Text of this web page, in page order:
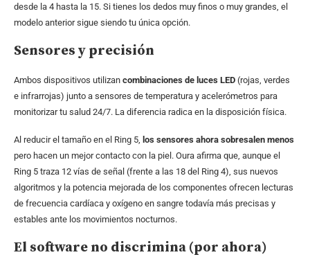
desde la 4 hasta la 15. Si tienes los dedos muy finos o muy grandes, el
modelo anterior sigue siendo tu única opción.
Sensores y precisión
Ambos dispositivos utilizan combinaciones de luces LED (rojas, verdes
e infrarrojas) junto a sensores de temperatura y acelerómetros para
monitorizar tu salud 24/7. La diferencia radica en la disposición física.
Al reducir el tamaño en el Ring 5, los sensores ahora sobresalen menos
pero hacen un mejor contacto con la piel. Oura afirma que, aunque el
Ring 5 traza 12 vías de señal (frente a las 18 del Ring 4), sus nuevos
algoritmos y la potencia mejorada de los componentes ofrecen lecturas
de frecuencia cardíaca y oxígeno en sangre todavía más precisas y
estables ante los movimientos nocturnos.
El software no discrimina (por ahora)